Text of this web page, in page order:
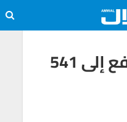
أرباح “وقود” ترتفع إلى 541